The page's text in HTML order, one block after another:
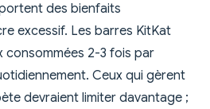
des bienfaits
excessif. Les barres KitKat
consommées 2-3 fois par
Ceux qui gèrent
devraient limiter davantage ;